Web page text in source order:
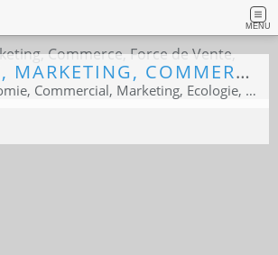
MENU
ECONOMIE, MARKETING, COMMERCE, FORCE DE VENTE, ECOLOGIE
Magazine d’Economie, Commercial, Marketing, Ecologie, Sport business